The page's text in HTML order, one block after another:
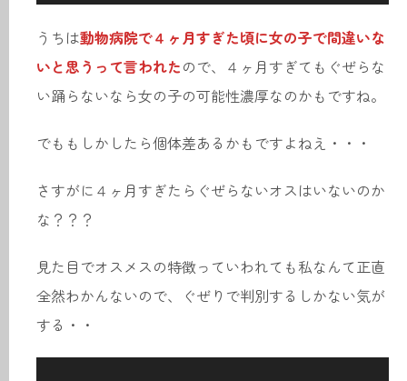
うちは動物病院で４ヶ月すぎた頃に女の子で間違いな
いと思うって言われたので、４ヶ月すぎてもぐぜらな
い踊らないなら女の子の可能性濃厚なのかもですね。
でももしかしたら個体差あるかもですよねえ・・・
さすがに４ヶ月すぎたらぐぜらないオスはいないのか
な？？？
見た目でオスメスの特徴っていわれても私なんて正直
全然わかんないので、ぐぜりで判別するしかない気が
する・・